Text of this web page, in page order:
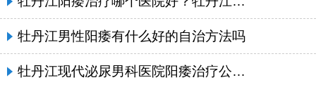
牡丹江男性阳痿有什么好的自治方法吗
牡丹江现代泌尿男科医院阳痿治疗公开报道：榜单详情_品牌赞誉高